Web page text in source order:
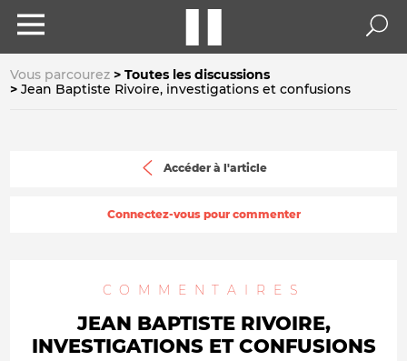
Vous parcourez
Toutes les discussions
Jean Baptiste Rivoire, investigations et confusions
Accéder à l'article
Connectez-vous pour commenter
COMMENTAIRES
JEAN BAPTISTE RIVOIRE,
INVESTIGATIONS ET CONFUSIONS